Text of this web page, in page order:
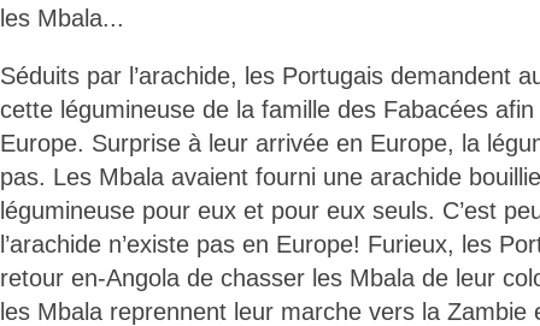
les Mbala...
Séduits par l’arachide, les Portugais demandent
cette légumineuse de la famille des Fabacées afin
Europe. Surprise à leur arrivée en Europe, la
pas. Les Mbala avaient fourni une arachide
légumineuse pour eux et pour eux seuls. C’est
l’arachide n’existe pas en Europe! Furieux, les
retour en-Angola de chasser les Mbala de leur
les Mbala reprennent leur marche vers la Zambie